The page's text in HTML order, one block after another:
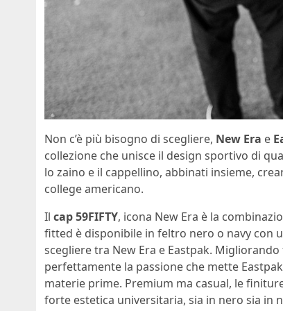
Non c’è più bisogno di scegliere, New Era e
collezione che unisce il design sportivo di
lo zaino e il cappellino, abbinati insieme,
college americano.
Il cap 59FIFTY, icona New Era è la
fitted è disponibile in feltro nero o navy con
scegliere tra New Era e Eastpak.
perfettamente la passione che mette
materie prime. Premium ma casual, le
forte estetica universitaria, sia in nero sia in